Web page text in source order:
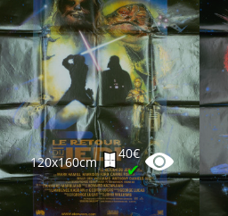
Collectionneur
Vendu
Thématiques
Partenaires
Vendre
120x160cm
40€
✔